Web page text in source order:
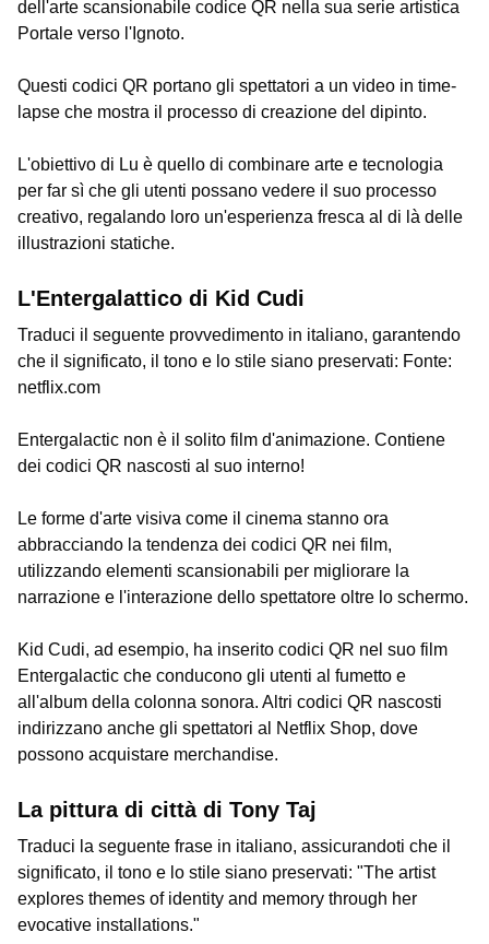
dell'arte scansionabile codice QR nella sua serie artistica
Portale verso l'Ignoto.
Questi codici QR portano gli spettatori a un video in time-
lapse che mostra il processo di creazione del dipinto.
L'obiettivo di Lu è quello di combinare arte e tecnologia
per far sì che gli utenti possano vedere il suo processo
creativo, regalando loro un'esperienza fresca al di là delle
illustrazioni statiche.
L'Entergalattico di Kid Cudi
Traduci il seguente provvedimento in italiano, garantendo
che il significato, il tono e lo stile siano preservati: Fonte:
netflix.com
Entergalactic non è il solito film d'animazione. Contiene
dei codici QR nascosti al suo interno!
Le forme d'arte visiva come il cinema stanno ora
abbracciando la tendenza dei codici QR nei film,
utilizzando elementi scansionabili per migliorare la
narrazione e l'interazione dello spettatore oltre lo schermo.
Kid Cudi, ad esempio, ha inserito codici QR nel suo film
Entergalactic che conducono gli utenti al fumetto e
all'album della colonna sonora. Altri codici QR nascosti
indirizzano anche gli spettatori al Netflix Shop, dove
possono acquistare merchandise.
La pittura di città di Tony Taj
Traduci la seguente frase in italiano, assicurandoti che il
significato, il tono e lo stile siano preservati: "The artist
explores themes of identity and memory through her
evocative installations."